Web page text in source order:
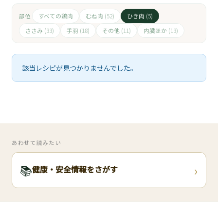
🥚
部位 すべての鶏肉 むね肉 (52) ひき肉 (5)
ささみ (33) 手羽 (18) その他 (11) 内臓ほか (13)
該当レシピが見つかりませんでした。
あわせて読みたい
📚健康・安全情報をさがす ›